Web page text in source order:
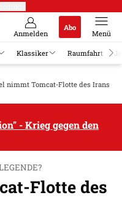
Anmelden
Abo
Menü
Klassiker Raumfahrt
nimmt Tomcat-Flotte des Irans
- Krieg gegen den
Flotte des